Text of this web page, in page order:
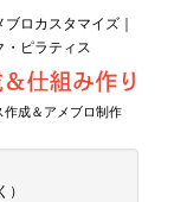
ロカスタマイズ｜
・ピラティス
作成＆アメブロ制作
）